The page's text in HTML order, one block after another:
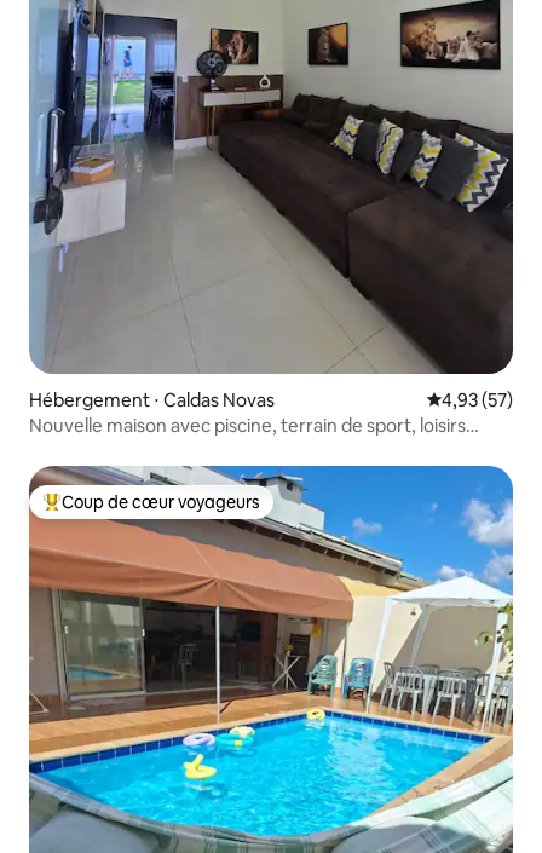
Hébergement ⋅ Caldas Novas Évaluation
4,93 (57)
Nouvelle maison avec piscine, terrain de sport, loisirs
Coups de cœur voyageurs les plus appréciés
Coup de cœur voyageurs